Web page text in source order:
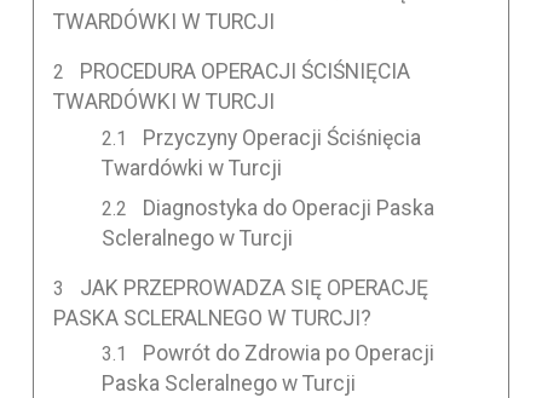
TWARDÓWKI W TURCJI
PROCEDURA OPERACJI ŚCIŚNIĘCIA
TWARDÓWKI W TURCJI
Przyczyny Operacji Ściśnięcia
Twardówki w Turcji
Diagnostyka do Operacji Paska
Scleralnego w Turcji
JAK PRZEPROWADZA SIĘ OPERACJĘ
PASKA SCLERALNEGO W TURCJI?
Powrót do Zdrowia po Operacji
Paska Scleralnego w Turcji